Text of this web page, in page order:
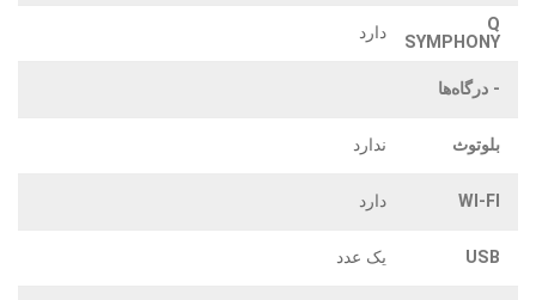
Q
SYMPHONY
دارد
- درگاه‌ها
بلوتوث ندارد
WI-FI دارد
USB یک عدد